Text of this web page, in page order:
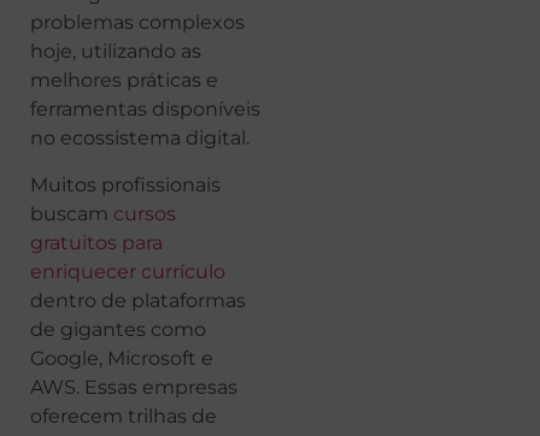
problemas complexos
hoje, utilizando as
melhores práticas e
ferramentas disponíveis
no ecossistema digital.
Muitos profissionais
buscam cursos
gratuitos para
enriquecer currículo
dentro de plataformas
de gigantes como
Google, Microsoft e
AWS. Essas empresas
oferecem trilhas de